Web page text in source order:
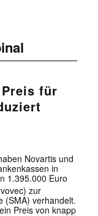
Preis für
Novartis und
in
1.395.000 Euro
zur
(SMA) verhandelt.
Preis von knapp